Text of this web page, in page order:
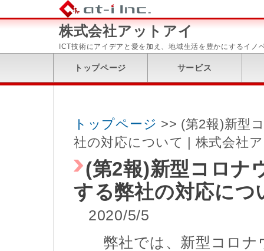
ICT技術にアイデアと愛を加え、地域生活を豊かにするイノ
株式会社アットアイ
トップページ サービス
トップページ >> (第2報)新型
社の対応について | 株式会社
(第2報)新型コロナ
する弊社の対応につ
2020/5/5
弊社では、新型コロナ